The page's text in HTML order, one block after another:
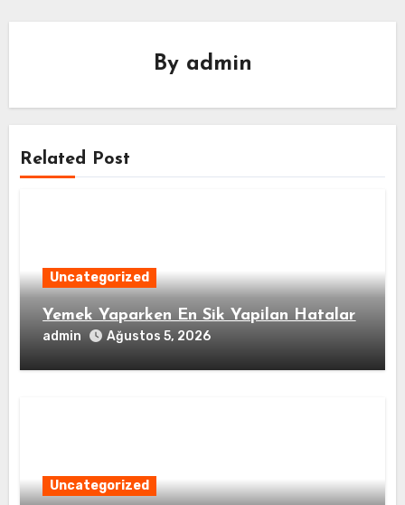
By admin
Related Post
Uncategorized
Yemek Yaparken En Sik Yapilan Hatalar
admin Ağustos 5, 2026
Uncategorized